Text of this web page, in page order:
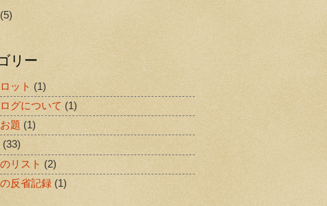
(5)
リー
ット (1)
グについて (1)
題 (1)
(33)
リスト (2)
反省記録 (1)